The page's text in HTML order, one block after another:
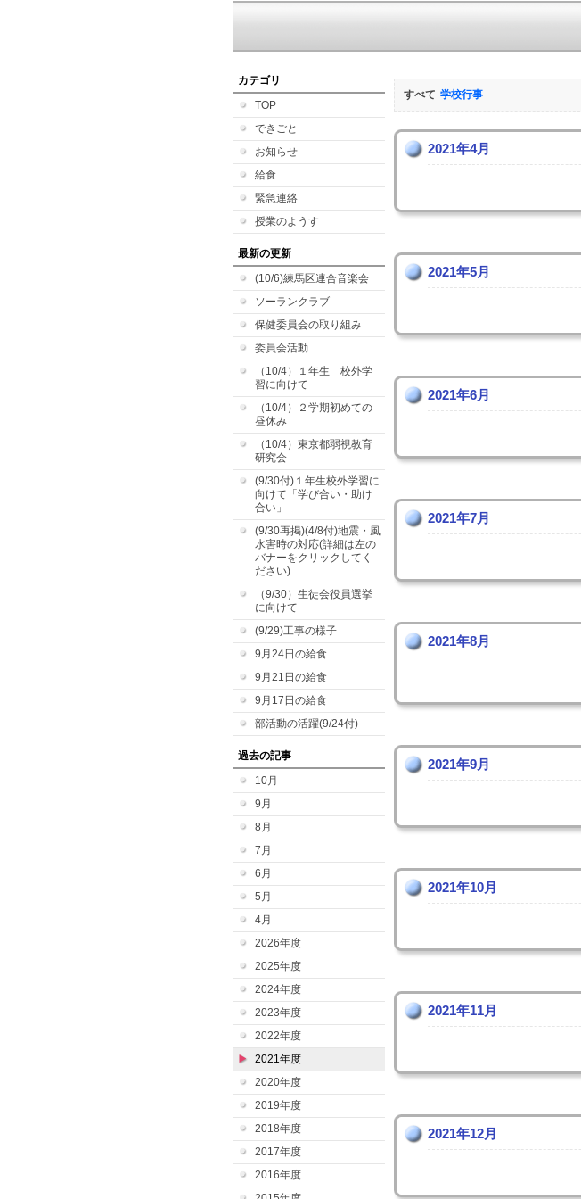
カテゴリ
TOP
できごと
お知らせ
給食
緊急連絡
授業のようす
最新の更新
(10/6)練馬区連合音楽会
ソーランクラブ
保健委員会の取り組み
委員会活動
（10/4）１年生 校外学
習に向けて
（10/4）２学期初めての
昼休み
（10/4）東京都弱視教育
研究会
(9/30付)１年生校外学習に
向けて「学び合い・助け
合い」
(9/30再掲)(4/8付)地震・風
水害時の対応(詳細は左の
バナーをクリックしてく
ださい)
（9/30）生徒会役員選挙
に向けて
(9/29)工事の様子
9月24日の給食
9月21日の給食
9月17日の給食
部活動の活躍(9/24付)
過去の記事
10月
9月
8月
7月
6月
5月
4月
2026年度
2025年度
2024年度
2023年度
2022年度
2021年度
2020年度
2019年度
2018年度
2017年度
2016年度
すべて 学校行事
2021年4月
2021年5月
2021年6月
2021年7月
2021年8月
2021年9月
2021年10月
2021年11月
2021年12月